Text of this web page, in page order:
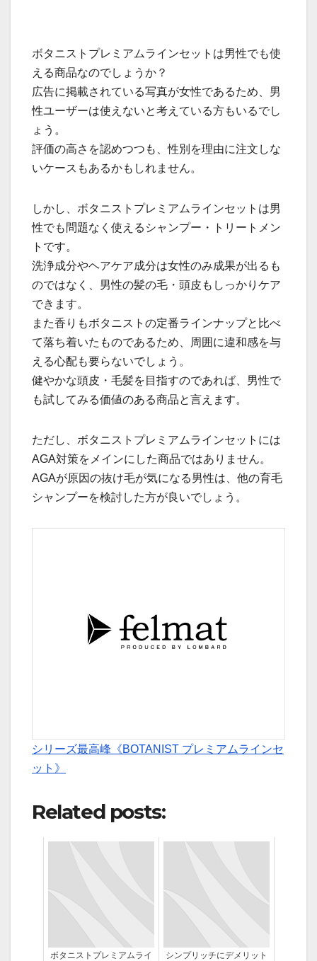
ボタニストプレミアムラインセットは男性でも使
える商品なのでしょうか？
広告に掲載されている写真が女性であるため、男
性ユーザーは使えないと考えている方もいるでし
ょう。
評価の高さを認めつつも、性別を理由に注文しな
いケースもあるかもしれません。
しかし、ボタニストプレミアムラインセットは男
性でも問題なく使えるシャンプー・トリートメン
トです。
洗浄成分やヘアケア成分は女性のみ成果が出るも
のではなく、男性の髪の毛・頭皮もしっかりケア
できます。
また香りもボタニストの定番ラインナップと比べ
て落ち着いたものであるため、周囲に違和感を与
える心配も要らないでしょう。
健やかな頭皮・毛髪を目指すのであれば、男性で
も試してみる価値のある商品と言えます。
ただし、ボタニストプレミアムラインセットには
AGA対策をメインにした商品ではありません。
AGAが原因の抜け毛が気になる男性は、他の育毛
シャンプーを検討した方が良いでしょう。
シリーズ最高峰《BOTANIST プレミアムラインセ
ット》
Related posts:
ボタニストプレミアムライ
シンプリッチにデメリット